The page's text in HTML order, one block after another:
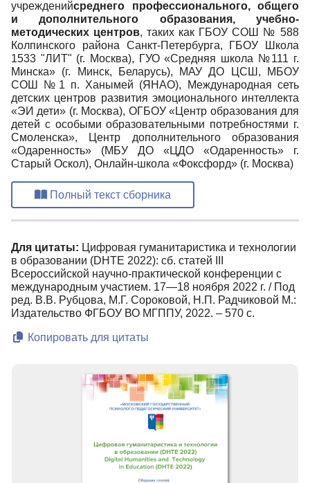
учрежденийсреднего профессионального, общего
и дополнительного образования, учебно-
методических центров, таких как ГБОУ СОШ № 588
Колпинского района Санкт-Петербурга, ГБОУ Школа
1533 "ЛИТ" (г. Москва), ГУО «Средняя школа №111 г.
Минска» (г. Минск, Беларусь), МАУ ДО ЦСШ, МБОУ
СОШ №1 п. Ханымей (ЯНАО), Международная сеть
детских центров развития эмоционального интеллекта
«ЭИ дети» (г. Москва), ОГБОУ «Центр образования для
детей с особыми образовательными потребностями г.
Смоленска», Центр дополнительного образования
«Одаренность» (МБУ ДО «ЦДО «Одаренность» г.
Старый Оскол), Онлайн-школа «Фоксфорд» (г. Москва)
Полный текст сборника
Для цитаты: Цифровая гуманитаристика и технологии
в образовании (DHTE 2022): сб. статей III
Всероссийской научно-практической конференции с
международным участием. 17—18 ноября 2022 г. / Под
ред. В.В. Рубцова, М.Г. Сороковой, Н.П. Радчиковой М.:
Издательство ФГБОУ ВО МГППУ, 2022. – 570 с.
Копировать для цитаты